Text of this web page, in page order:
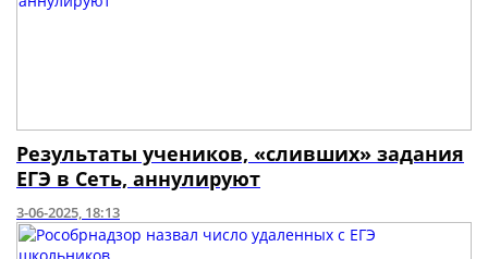
Результаты учеников, «сливших» задания
ЕГЭ в Сеть, аннулируют
3-06-2025, 18:13